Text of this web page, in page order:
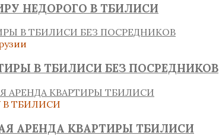
НЕДОРОГО В ТБИЛИСИ
В ТБИЛИСИ БЕЗ ПОСРЕДНИКОВ
В ТБИЛИСИ
АРЕНДА КВАРТИРЫ ТБИЛИСИ